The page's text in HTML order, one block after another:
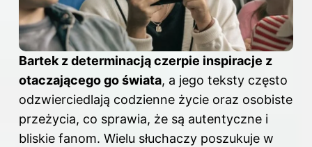
Bartek z determinacją czerpie inspiracje z
otaczającego go świata, a jego teksty często
odzwierciedlają codzienne życie oraz osobiste
przeżycia, co sprawia, że są autentyczne i
bliskie fanom. Wielu słuchaczy poszukuje w